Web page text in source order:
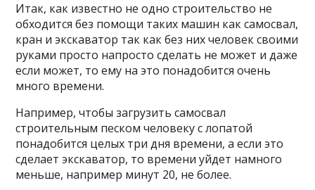
Итак, как известно не одно строительство не
обходится без помощи таких машин как самосвал,
кран и экскаватор так как без них человек своими
руками просто напросто сделать не может и даже
если может, то ему на это понадобится очень
много времени.
Например, чтобы загрузить самосвал
строительным песком человеку с лопатой
понадобится целых три дня времени, а если это
сделает экскаватор, то времени уйдет намного
меньше, например минут 20, не более.